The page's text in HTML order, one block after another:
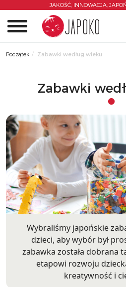
JAKOŚĆ, INNOWACJA,
Początek Zabawki według wieku
Zabawki
Wybraliśmy japońskie
dzieci, aby wybór był
zabawka została dobrana
etapowi rozwoju
kreatywność i